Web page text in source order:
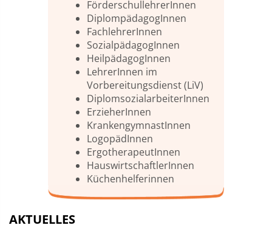
FörderschullehrerInnen
DiplompädagogInnen
FachlehrerInnen
SozialpädagogInnen
HeilpädagogInnen
LehrerInnen im
Vorbereitungsdienst (LiV)
DiplomsozialarbeiterInnen
ErzieherInnen
KrankengymnastInnen
LogopädInnen
ErgotherapeutInnen
HauswirtschaftlerInnen
Küchenhelferinnen
AKTUELLES